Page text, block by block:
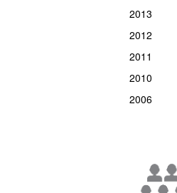
2013
2012
2011
2010
2006